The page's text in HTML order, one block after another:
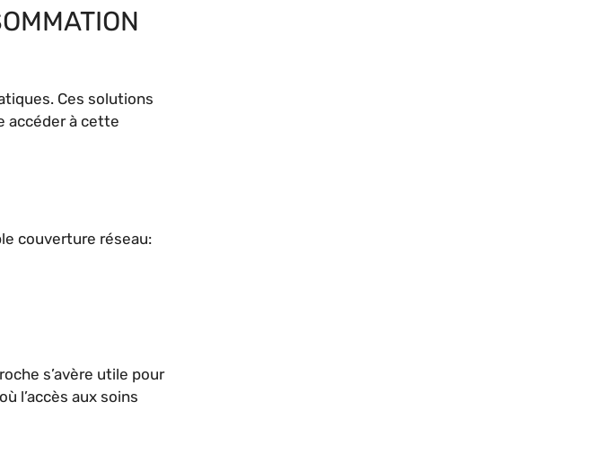
Ces solutions
accéder à cette
couverture réseau:
s’avère utile pour
l’accès aux soins